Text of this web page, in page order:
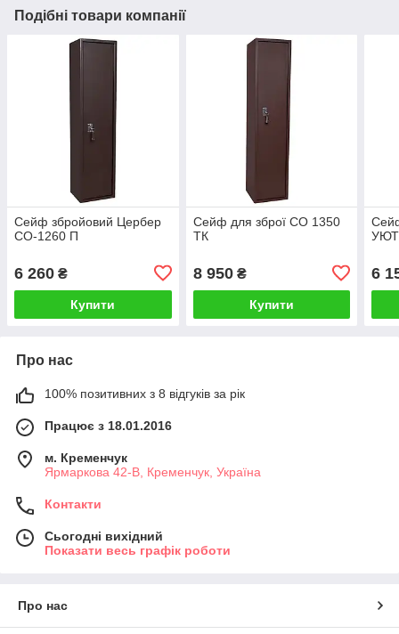
Подібні товари компанії
Сейф збройовий Цербер
СО-1260 П
6 260 ₴
Купити
Сейф для зброї СО 1350
ТК
8 950₴
Купити
УЮТ
6
Про нас
100% позитивних з 8 відгуків за рік
Працює з 18.01.2016
м. Кременчук
Ярмаркова 42-В, Кременчук, Україна
Контакти
Сьогодні вихідний
Показати весь графік роботи
Про нас